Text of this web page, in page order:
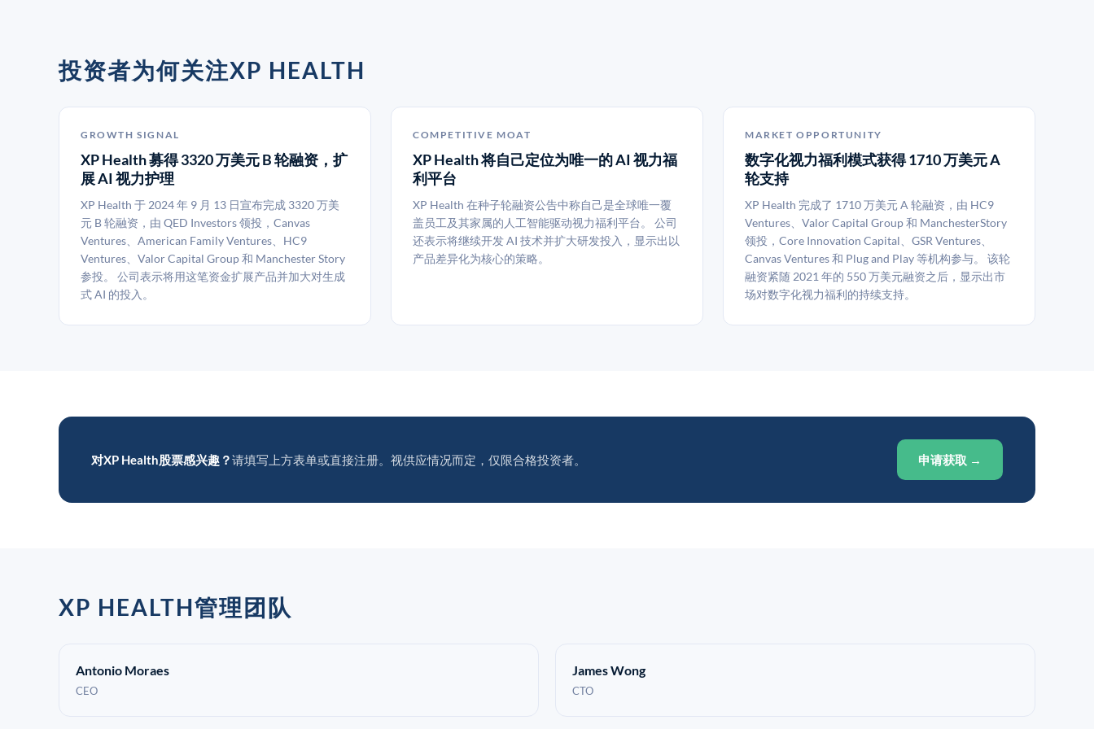
投资者为何关注XP HEALTH
GROWTH SIGNAL
XP Health 募得 3320 万美元 B 轮融资，扩
展 AI 视力护理
XP Health 于 2024 年 9 月 13 日宣布完成 3320 万美
元 B 轮融资，由 QED Investors 领投，Canvas
Ventures、American Family Ventures、HC9
Ventures、Valor Capital Group 和 Manchester Story
参投。 公司表示将用这笔资金扩展产品并加大对生成
式 AI 的投入。
COMPETITIVE MOAT
XP Health 将自己定位为唯一的 AI 视力福
利平台
XP Health 在种子轮融资公告中称自己是全球唯一覆
盖员工及其家属的人工智能驱动视力福利平台。 公司
还表示将继续开发 AI 技术并扩大研发投入，显示出以
产品差异化为核心的策略。
MARKET OPPORTUNITY
数字化视力福利模式获得 1710 万美元 A
轮支持
XP Health 完成了 1710 万美元 A 轮融资，由 HC9
Ventures、Valor Capital Group 和 ManchesterStory
领投，Core Innovation Capital、GSR Ventures、
Canvas Ventures 和 Plug and Play 等机构参与。 该轮
融资紧随 2021 年的 550 万美元融资之后，显示出市
场对数字化视力福利的持续支持。
对XP Health股票感兴趣？请填写上方表单或直接注册。视供应情况而定，仅限合格投资者。 申请获取 →
XP HEALTH管理团队
Antonio Moraes
CEO
James Wong
CTO